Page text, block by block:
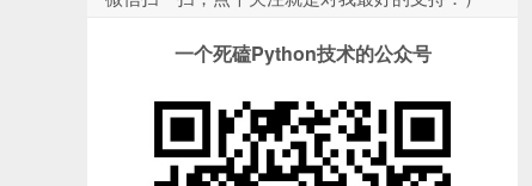
一个死磕Python技术的公众号